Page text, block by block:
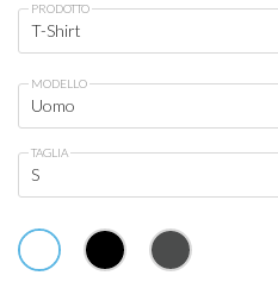
PRODOTTO
MODELLO
TAGLIA